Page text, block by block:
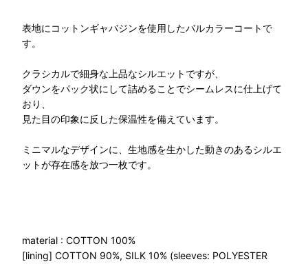
表地にコットンギャバジンを使用したバルカラーコートで
す。
クラシカルで細身な上品なシルエットですが、
ダウンをパック状にして詰めることでシームレスに仕上げて
おり、
見た目の印象に反した保温性を備えています。
ミニマルなデザインに、生地感を生かした動きのあるシルエ
ットが存在感を放つ一枚です。
material : COTTON 100%
[lining] COTTON 90%, SILK 10% (sleeves: POLYESTER